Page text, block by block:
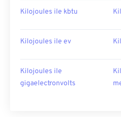
Kilojoules ile kbtu
Kilojoules ile ev
Kilojoules ile
gigaelectronvolts